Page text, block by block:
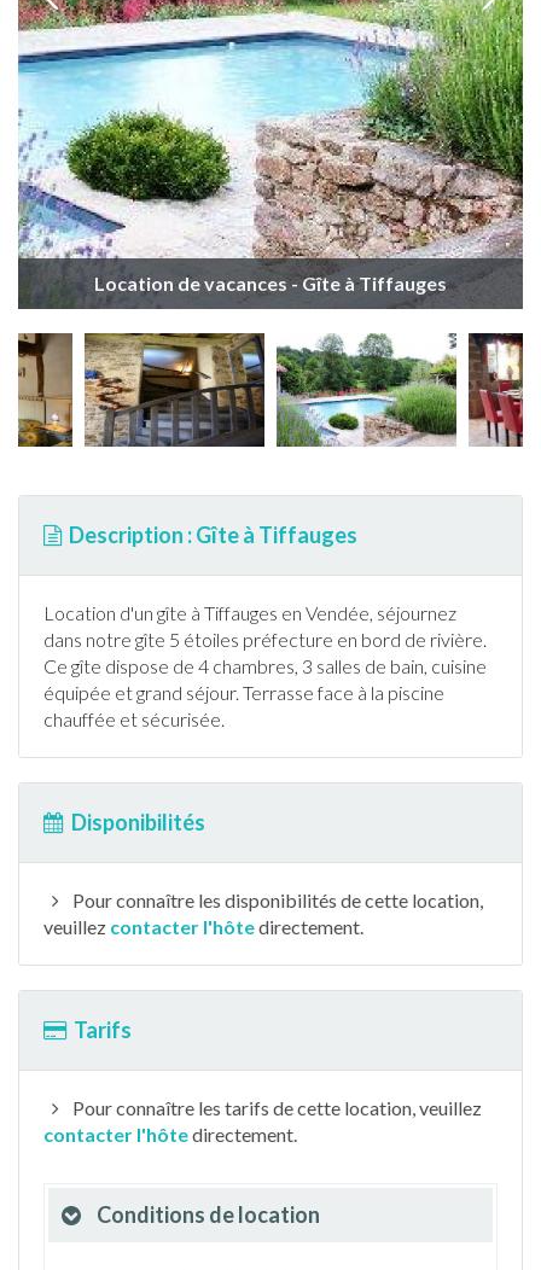
Location de vacances - Gîte à Tiffauges
Description : Gîte à Tiffauges
Location d'un gîte à Tiffauges en Vendée, séjournez
dans notre gîte 5 étoiles préfecture en bord de rivière.
Ce gîte dispose de 4 chambres, 3 salles de bain, cuisine
équipée et grand séjour. Terrasseface à la piscine
chauffée et sécurisée.
Disponibilités
Pour connaître les disponibilités de cette location,
veuillez contacter l'hôtedirectement.
Tarifs
Pour connaître les tarifs de cette location, veuillez
contacter l'hôtedirectement.
Conditions de location